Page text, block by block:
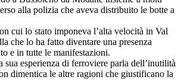
alla polizia che aveva distribuito le botte a
cui lo stato imponeva l’alta velocità in Val
che lo ha fatto diventare una presenza
e in tutte le manifestazioni.
sua esperienza di ferroviere parla dell’inutilità
dimentica le altre ragioni che giustificano la